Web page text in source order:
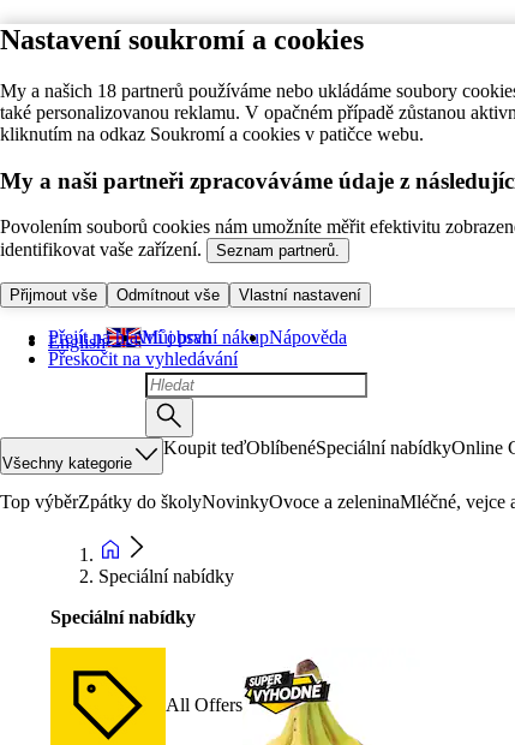
Nastavení soukromí a cookies
My a našich 18 partnerů používáme nebo ukládáme soubory
také personalizovanou reklamu. V opačném případě zůstanou
kliknutím na odkaz Soukromí a cookies v patičce webu.
My a naši partneři zpracováváme údaje z
Povolením souborů cookies nám umožníte měřit efektivitu
identifikovat vaše zařízení.
Seznam partnerů.
Přijmout vše Odmítnout vše Vlastní nastavení
Přejít na hlavní obsah
Přeskočit na vyhledávání
English Můj první nákupNápověda
Všechny kategorie
Koupit teďOblíbenéSpeciální nabídkyOnline
Top výběrZpátky do školyNovinkyOvoce a zeleninaMléčné, vejce
Speciální nabídky
Speciální nabídky
All Offers